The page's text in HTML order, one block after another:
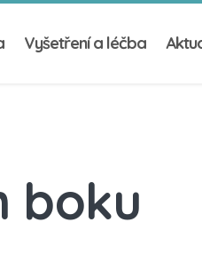
Vyšetření a léčba
boku